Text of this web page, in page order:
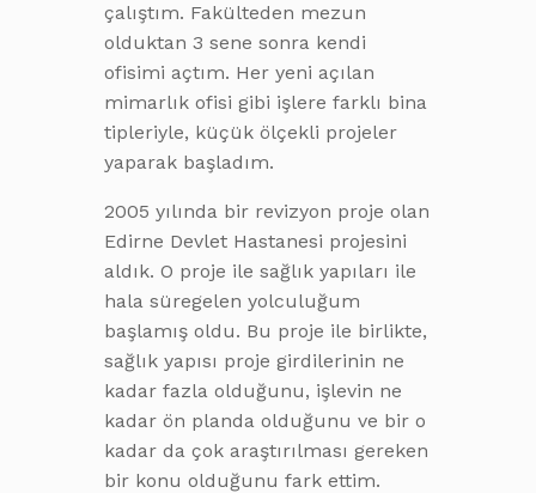
çalıştım. Fakülteden mezun
olduktan 3 sene sonra kendi
ofisimi açtım. Her yeni açılan
mimarlık ofisi gibi işlere farklı bina
tipleriyle, küçük ölçekli projeler
yaparak başladım.
2005 yılında bir revizyon proje olan
Edirne Devlet Hastanesi projesini
aldık. O proje ile sağlık yapıları ile
hala süregelen yolculuğum
başlamış oldu. Bu proje ile birlikte,
sağlık yapısı proje girdilerinin ne
kadar fazla olduğunu, işlevin ne
kadar ön planda olduğunu ve bir o
kadar da çok araştırılması gereken
bir konu olduğunu fark ettim.